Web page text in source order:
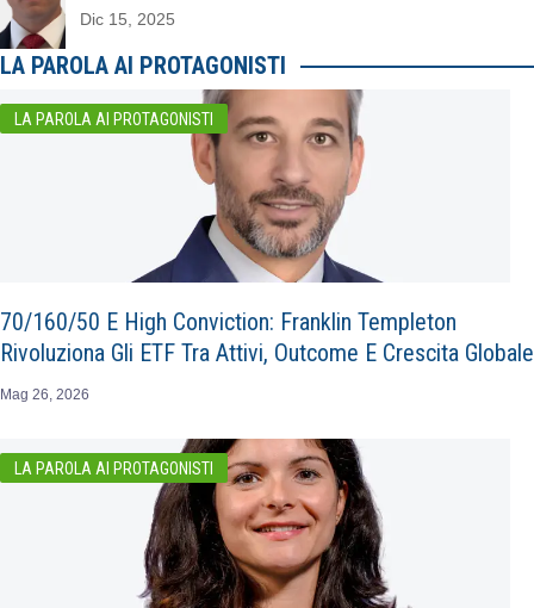
Dic 15, 2025
LA PAROLA AI PROTAGONISTI
LA PAROLA AI PROTAGONISTI
70/160/50 E High Conviction: Franklin Templeton
Rivoluziona Gli ETF Tra Attivi, Outcome E Crescita Globale
Mag 26, 2026
LA PAROLA AI PROTAGONISTI